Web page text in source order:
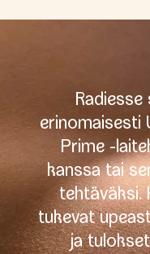
Radiesse
erinomaisesti
Prime -
kanssa tai
tehtäväksi.
tukevat
ja